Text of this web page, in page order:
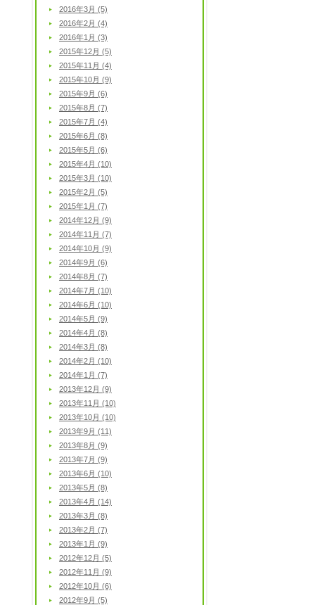
2016年3月 (5)
2016年2月 (4)
2016年1月 (3)
2015年12月 (5)
2015年11月 (4)
2015年10月 (9)
2015年9月 (6)
2015年8月 (7)
2015年7月 (4)
2015年6月 (8)
2015年5月 (6)
2015年4月 (10)
2015年3月 (10)
2015年2月 (5)
2015年1月 (7)
2014年12月 (9)
2014年11月 (7)
2014年10月 (9)
2014年9月 (6)
2014年8月 (7)
2014年7月 (10)
2014年6月 (10)
2014年5月 (9)
2014年4月 (8)
2014年3月 (8)
2014年2月 (10)
2014年1月 (7)
2013年12月 (9)
2013年11月 (10)
2013年10月 (10)
2013年9月 (11)
2013年8月 (9)
2013年7月 (9)
2013年6月 (10)
2013年5月 (8)
2013年4月 (14)
2013年3月 (8)
2013年2月 (7)
2013年1月 (9)
2012年12月 (5)
2012年11月 (9)
2012年10月 (6)
2012年9月 (5)